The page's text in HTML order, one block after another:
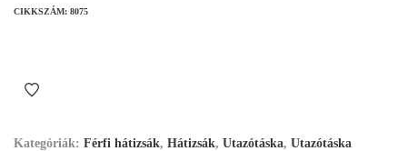
CIKKSZÁM: 8075
Kategóriák: Férfi hátizsák, Hátizsák, Utazótáska, Utazótáska